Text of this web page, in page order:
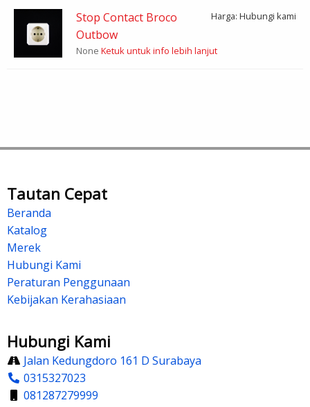
Stop Contact Broco
Outbow
Harga: Hubungi kami
None Ketuk untuk info lebih lanjut
Tautan Cepat
Beranda
Katalog
Merek
Hubungi Kami
Peraturan Penggunaan
Kebijakan Kerahasiaan
Hubungi Kami
Jalan Kedungdoro 161 D Surabaya
0315327023
081287279999